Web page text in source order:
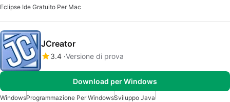
Eclipse Ide Gratuito Per Mac
JCreator
3.4 Versione di prova
Download per Windows
WindowsProgrammazione Per WindowsSviluppo Java